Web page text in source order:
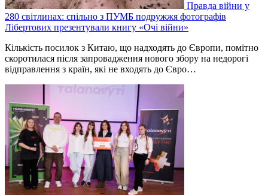
Правда війни у
280 світлинах: спільно з ПУМБ подружжя фотографів
Лібертових презентували книгу «Очі війни»
Кількість посилок з Китаю, що надходять до Європи, помітно
скоротилася після запровадження нового збору на недорогі
відправлення з країн, які не входять до Євро…